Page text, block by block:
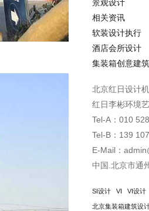
景观设计
相关资讯
软装设计执行
酒店会所设计
集装箱创意建筑
北京红日设计
红日李彬环境
Tel-A：010
Tel-B：139
E-Mail：
中国.北京市通
SI设计 VI VI设计
北京集装箱建筑设